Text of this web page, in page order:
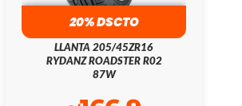
20% DSCTO
LLANTA 205/45ZR16
RYDANZ ROADSTER R02
87W